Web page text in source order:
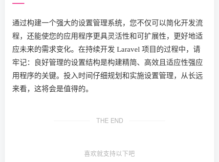
通过构建一个强大的设置管理系统，您不仅可以简化开发流
程，还能使您的应用程序更具灵活性和可扩展性，更好地适
应未来的需求变化。在持续开发 Laravel 项目的过程中，请
牢记：良好管理的设置结构是构建精简、高效且适应性强应
用程序的关键。投入时间仔细规划和实施设置管理，从长远
来看，这将会是值得的。
THE END
喜欢就支持以下吧